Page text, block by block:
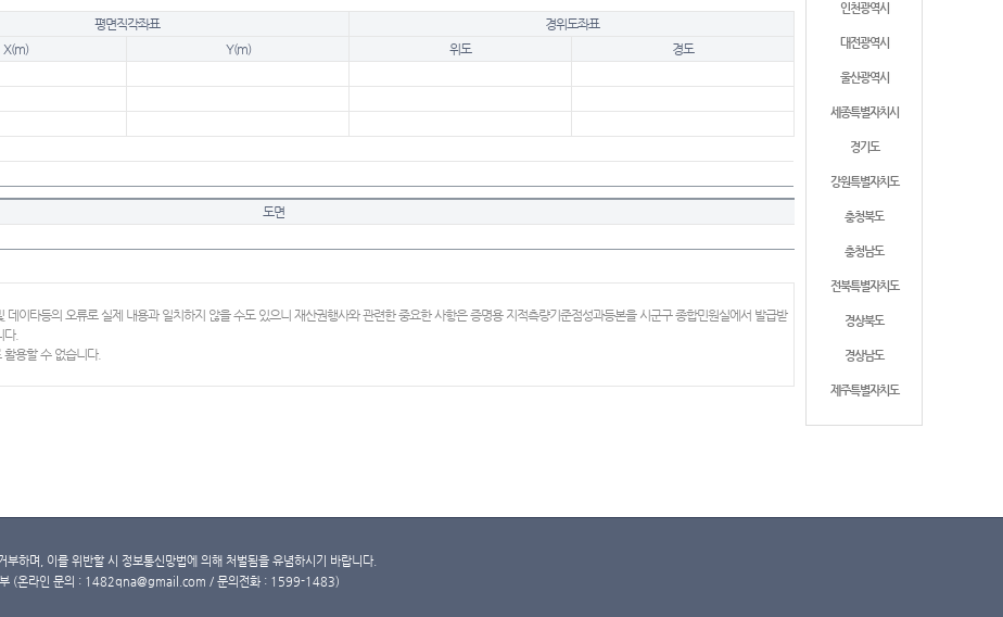
인천광역시
대전광역시
울산광역시
세종특별자치시
경기도
강원특별자치도
충청북도
충청남도
전북특별자치도
경상북도
경상남도
제주특별자치도
평면직각좌표
경위도좌표
X(m)
Y(m) 위도
경도
도면
데이타등의 오류로 실제 내용과 일치하지 않을 수도 있으니 재산권행사와 관련한 중요한 사항은 증명용 지적측량기준점성과등본을 시군구 종합민원실에서 발급받
다.
용할 수 없습니다.
하며, 이를 위반할 시 정보통신망법에 의해 처벌됨을 유념하시기 바랍니다.
(온라인 문의 : 1482qna@gmail.com / 문의전화 : 1599-1483)